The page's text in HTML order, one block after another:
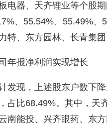
电器、天齐锂业等个股
、55.54%、55.49%、
特、东方园林、长青集
年报净利润实现增长
发现，上述股东户数下
占比68.49%。其中，天
南能投、兴齐眼药、东